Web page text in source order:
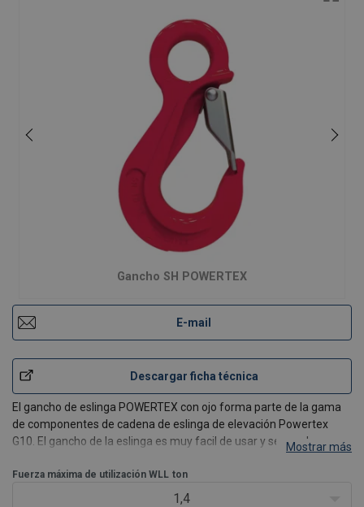
Gancho SH POWERTEX
E-mail
Descargar ficha técnica
El gancho de eslinga POWERTEX con ojo forma parte de la gama
de componentes de cadena de eslinga de elevación Powertex
G10. El gancho de la eslinga es muy facil de usar y se puede
pestillo solido.
Mostrar más
Fuerza máxima de utilización WLL ton
1,4